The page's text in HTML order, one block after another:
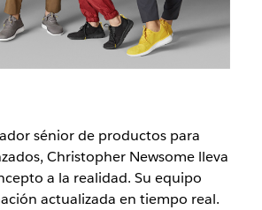
sénior de productos para
Christopher Newsome lleva
a la realidad. Su equipo
actualizada en tiempo real.